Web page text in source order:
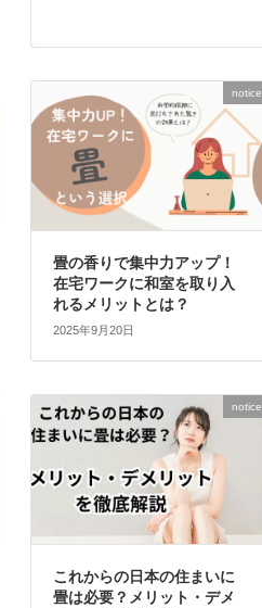
notice
畳の香りで集中力アップ！
在宅ワークに和室を取り入
れるメリットとは？
2025年9月20日
notice
これからの日本の住まいに
畳は必要？メリット・デメ